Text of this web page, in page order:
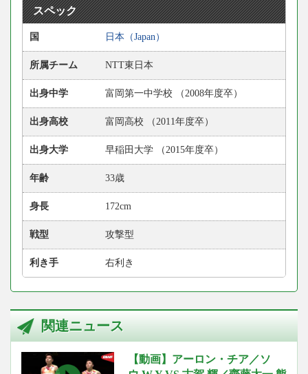
スペック
国 日本（Japan）
所属チーム NTT東日本
出身中学 富岡第一中学校 （2008年度卒）
出身高校 富岡高校 （2011年度卒）
出身大学 早稲田大学 （2015年度卒）
年齢 33歳
身長 172cm
戦型 攻撃型
利き手 右利き
関連ニュース
【動画】アーロン・チア／ソ